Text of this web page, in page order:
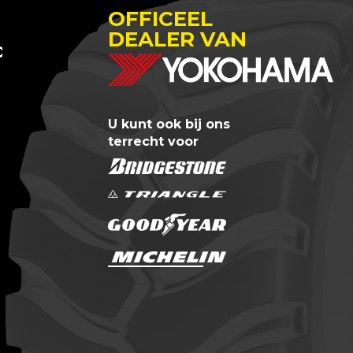
OFFICEEL
DEALER VAN
U kunt ook bij ons
terrecht voor